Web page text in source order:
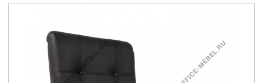
Гос. заказчикам
Клиенты